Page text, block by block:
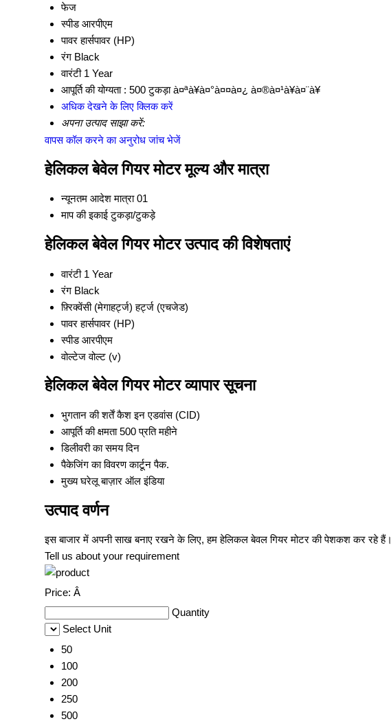
फेज
स्पीड आरपीएम
पावर हार्सपावर (HP)
रंग Black
वारंटी 1 Year
आपूर्ति की योग्यता : 500 टुकड़ा à¤ªà¥à¤°à¤¤à¤¿ à¤®à¤¹à¥à¤¨à¥
अधिक देखने के लिए क्लिक करें
अपना उत्पाद साझा करें:
वापस कॉल करने का अनुरोध जांच भेजें
हेलिकल बेवेल गियर मोटर मूल्य और मात्रा
न्यूनतम आदेश मात्रा 01
माप की इकाई टुकड़ा/टुकड़े
हेलिकल बेवेल गियर मोटर उत्पाद की विशेषताएं
वारंटी 1 Year
रंग Black
फ़्रिक्वेंसी (मेगाहर्ट्ज) हर्ट्ज (एचजेड)
पावर हार्सपावर (HP)
स्पीड आरपीएम
वोल्टेज वोल्ट (v)
हेलिकल बेवेल गियर मोटर व्यापार सूचना
भुगतान की शर्तें कैश इन एडवांस (CID)
आपूर्ति की क्षमता 500 प्रति महीने
डिलीवरी का समय दिन
पैकेजिंग का विवरण कार्टून पैक.
मुख्य घरेलू बाज़ार ऑल इंडिया
उत्पाद वर्णन
इस बाजार में अपनी साख बनाए रखने के लिए, हमहेलिकल बेवल गियर मोटरकी पेशकश कर रहे हैं।
Tell us about your requirement
Price: Â
Quantity
Select Unit
50
100
200
250
500